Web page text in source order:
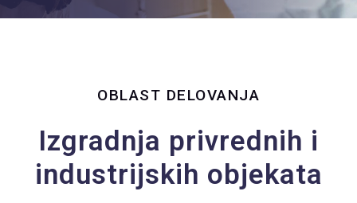
OBLAST DELOVANJA
Izgradnja privrednih i
industrijskih objekata